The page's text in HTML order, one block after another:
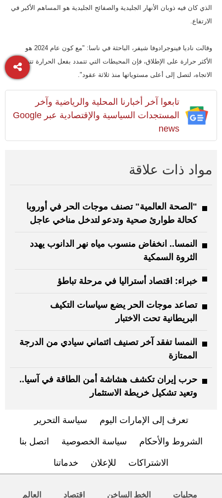
الذي كان فيه ذوبان الأنهار الجليدية والصفائح الجليدية هو المساهم الأكبر في
الارتفاع.
وقالت ناديا فينوجرادوفا شيفر، الباحثة في ناسا: "مع كون عام 2024 هو
الأكثر حرارة على الإطلاق، فإن المحيطات التي تتمدد بفعل الحرارة تتبع هذا
الاتجاه، لتصل إلى أعلى مستوياتها منذ ثلاثة عقود".
تابعوا آخر أخبارنا المحلية والرياضية وآخر
المستجدات السياسية والإقتصادية عبر Google
news
مواد ذات علاقة
"الصحة العالمية" تصنف موجات الحر في أوروبا
كحالة طوارئ صحية وتدعو لتدخل مناخي عاجل
النمسا.. انخفاض منسوب مياه نهر الدانوب يهدد
الثروة السمكية
خبراء: اقتصاد أستراليا في مرحلة تباطؤ
تصاعد موجات الحر يضع سياسات التكيف
البريطانية تحت الاختبار
النمسا تفقد آخر تصنيف ائتماني سيادي من الدرجة
الممتازة
حرب إيران تكشف هشاشة أمن الطاقة في آسيا..
وتعيد تشكيل خريطة الاستثمار
تعرف إلى الإمارات اليوم سياسة التحرير
الشروط والأحكام سياسة الخصوصية اتصل بنا
الاشتراكات للإعلان خدماتنا
محليات الخط الساخن اقتصاد العالم